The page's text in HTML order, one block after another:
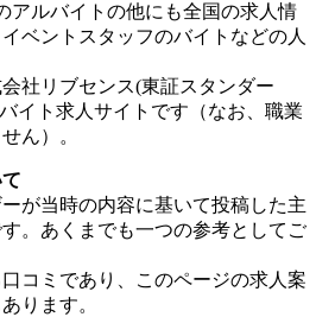
アルバイトの他にも全国の求人情
ベントスタッフのバイトなどの人
社リブセンス(東証スタンダー
イト求人サイトです（なお、職業
ん）。
が当時の内容に基いて投稿した主
。あくまでも一つの参考としてご
コミであり、このページの求人案
ります。